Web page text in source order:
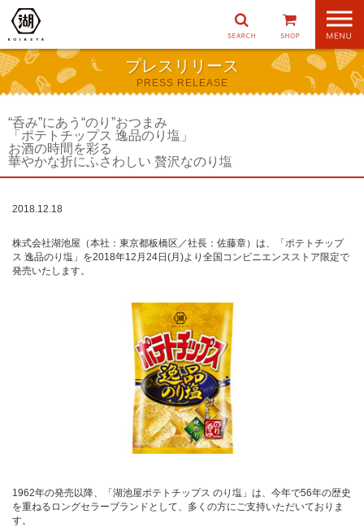
ナ
ゲ
ー
シ
ョ
プレスリリース
PRESS RELEASE
“呑み”にあう“のり”おつまみ
「ポテトチップス 逸品のり塩」
お酒の時間を彩る
華やかな折にふさわしい 贅沢なのり塩
2018.12.18
株式会社湖池屋（本社：東京都板橋区／社長：佐藤章）は、「ポテトチップ
ス 逸品のり塩」を2018年12月24日(月)より全国コンビニエンスストア限定で
発売いたします。
1962年の発売以降、「湖池屋ポテトチップス のり塩」は、今年で56年の歴史
を重ねるロングセラーブランドとして、多くの方にご支持いただいておりま
す。